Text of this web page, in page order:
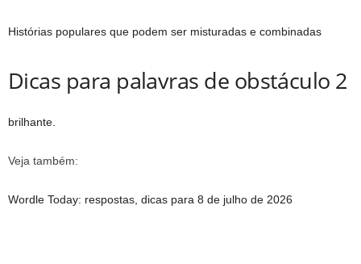
Histórias populares que podem ser misturadas e combinadas
Dicas para palavras de obstáculo 2
brilhante.
Veja também:
Wordle Today: respostas, dicas para 8 de julho de 2026